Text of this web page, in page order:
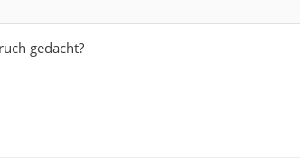
gedacht?